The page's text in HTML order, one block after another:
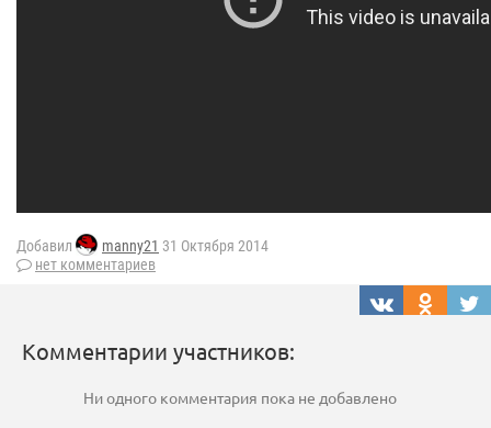
Добавил manny21 31 Октября 2014
нет комментариев
Комментарии участников:
Ни одного комментария пока не добавлено